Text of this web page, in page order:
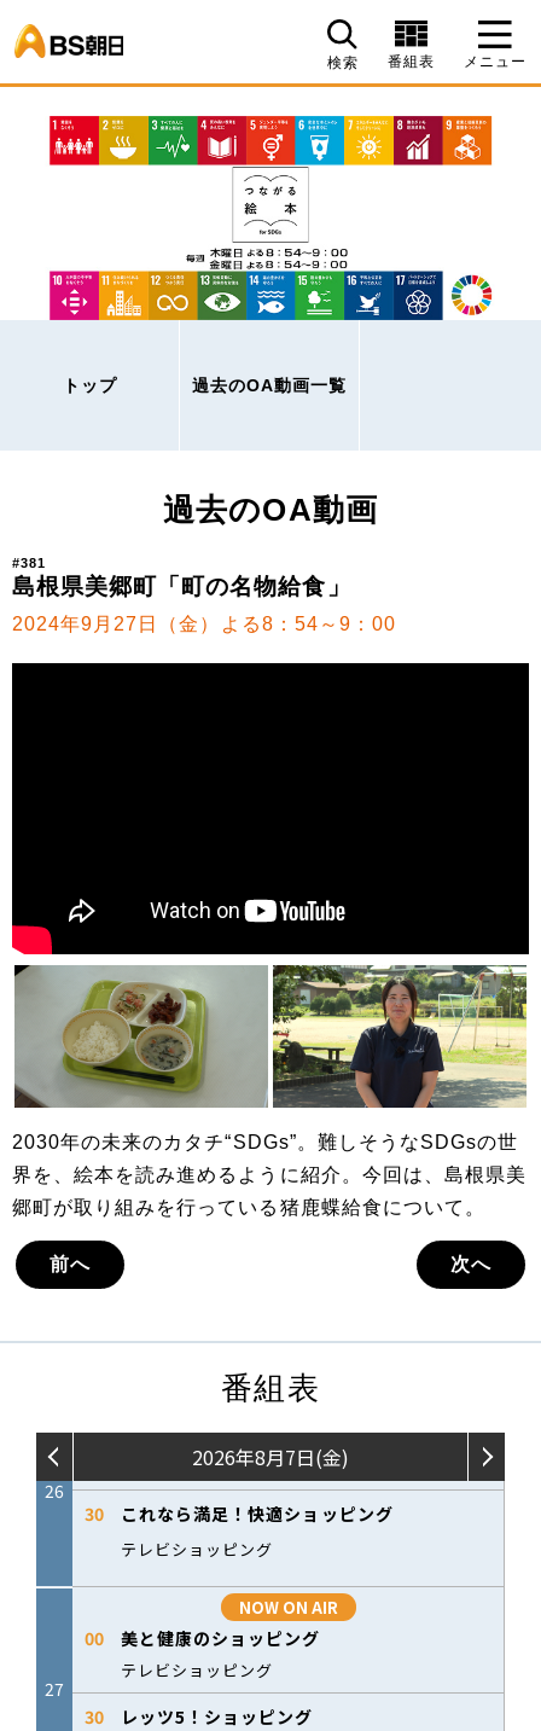
検索 番組表 メニュー
トップ 過去のOA動画一覧
過去のOA動画
#381
島根県美郷町「町の名物給食」
2024年9月27日（金）よる8：54～9：00
2030年の未来のカタチ“SDGs”。難しそうなSDGsの世
界を、絵本を読み進めるように紹介。今回は、島根県美
郷町が取り組みを行っている猪鹿蝶給食について。
前へ 次へ
番組表